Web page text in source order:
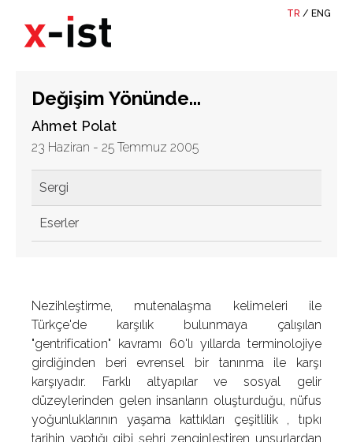
TR / ENG
Değişim Yönünde...
Ahmet Polat
23 Haziran - 25 Temmuz 2005
Sergi
Eserler
Nezihleştirme, mutenalaşma kelimeleri ile
Türkçe'de karşılık bulunmaya çalışılan
"gentrification" kavramı 60'lı yıllarda terminolojiye
girdiğinden beri evrensel bir tanınma ile karşı
karşıyadır. Farklı altyapılar ve sosyal gelir
düzeylerinden gelen insanların oluşturduğu, nüfus
yoğunluklarının yaşama kattıkları çeşitlilik , tıpkı
tarihin yaptığı gibi şehri zenginleştiren unsurlardan